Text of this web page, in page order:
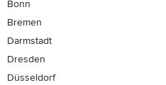
Bonn
Bremen
Darmstadt
Dresden
Düsseldorf